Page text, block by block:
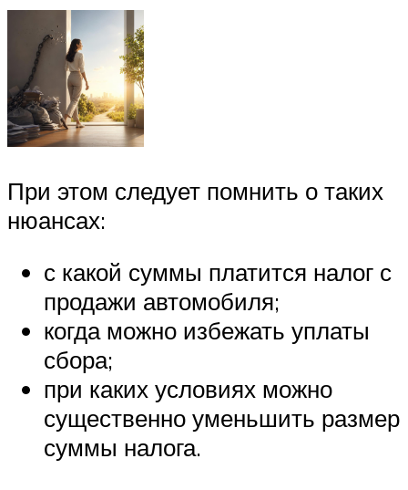
При этом следует помнить о таких
нюансах:
с какой суммы платится налог с
продажи автомобиля;
когда можно избежать уплаты
сбора;
при каких условиях можно
существенно уменьшить размер
суммы налога.